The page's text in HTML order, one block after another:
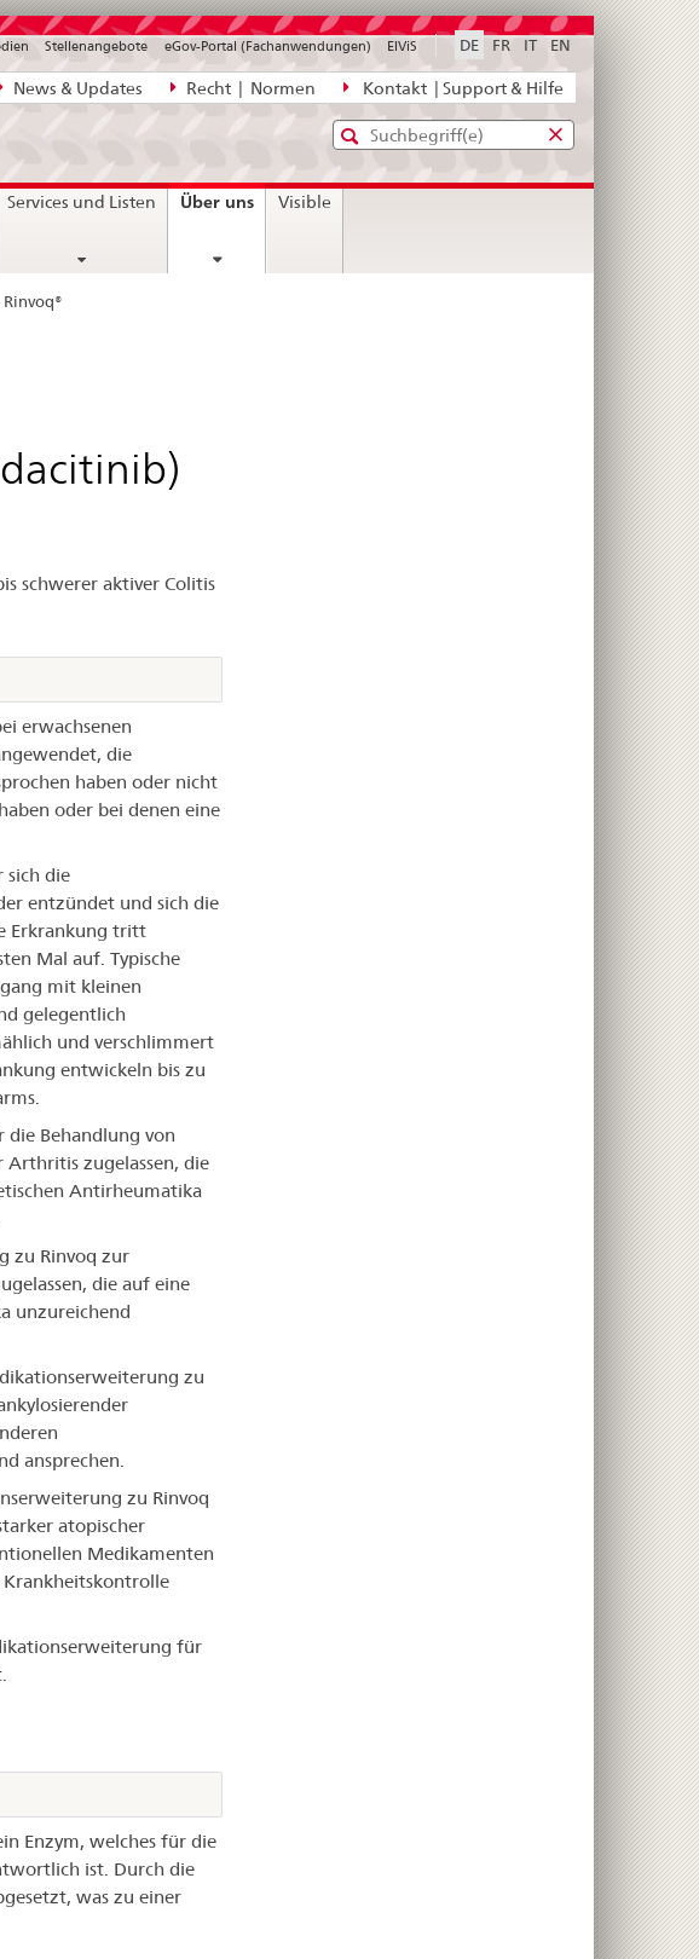
News,
News & Updates Recht | Normen Kontakt | Support & Hilfe
DE FR IT EN
Stellenangebote eGov-Portal (Fachanwendungen) ElViS
Standard-
Suche
Eingabefenster
diefür
Services und Listen Über unscurrent
Visible
schwerer aktiver Colitis
erwachsenen
die
haben oder nicht
oder bei denen eine
sich die
entzündet und sich die
Erkrankung tritt
Mal auf. Typische
mit kleinen
gelegentlich
und verschlimmert
entwickeln bis zu
die Behandlung von
Arthritis zugelassen, die
Antirheumatika
zu Rinvoq zur
die auf eine
unzureichend
zu
ansprechen.
zu Rinvoq
atopischer
Medikamenten
Krankheitskontrolle
für
Enzym, welches für die
ist. Durch die
was zu einer